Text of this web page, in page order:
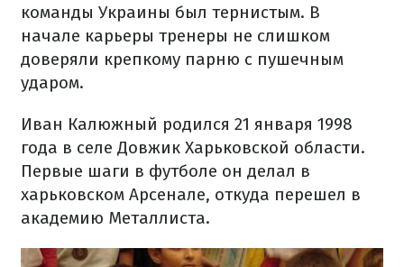
команды Украины был тернистым. В
начале карьеры тренеры не слишком
доверяли крепкому парню с пушечным
ударом.
Иван Калюжный родился 21 января 1998
года в селе Довжик Харьковской области.
Первые шаги в футболе он делал в
харьковском Арсенале, откуда перешел в
академию Металлиста.